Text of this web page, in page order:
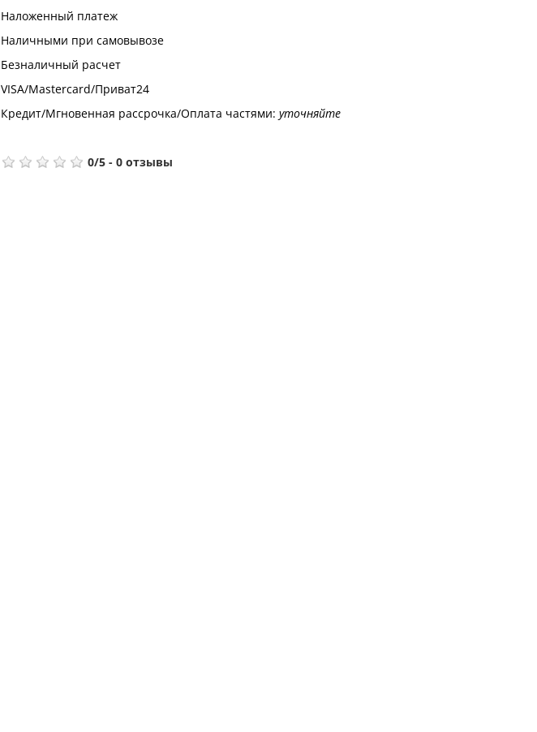
Наложенный платеж
Наличными при самовывозе
Безналичный расчет
VISA/Mastercard/Приват24
Кредит/Мгновенная рассрочка/Оплата частями: уточняйте
0/5- 0 отзывы